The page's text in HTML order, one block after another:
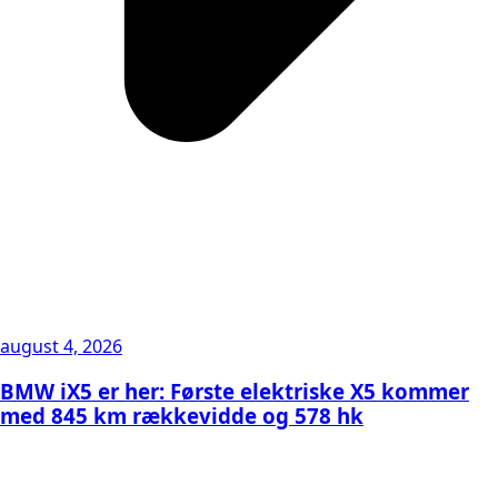
august 4, 2026
BMW iX5 er her: Første elektriske X5 kommer
med 845 km rækkevidde og 578 hk